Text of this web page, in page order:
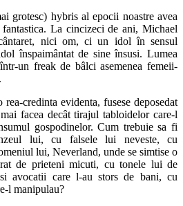
grotesc) hybris al epocii noastre avea
La cincizeci de ani, Michael
nici om, ci un idol în sensul
înspaimântat de sine însusi. Lumea
un freak de bâlci asemenea femeii-
credinta evidenta, fusese deposedat
facea decât tirajul tabloidelor care-l
gospodinelor. Cum trebuie sa fi
lui, cu falsele lui neveste, cu
lui, Neverland, unde se simtise o
de prieteni micuti, cu tonele lui de
avocatii care l-au stors de bani, cu
l manipulau?